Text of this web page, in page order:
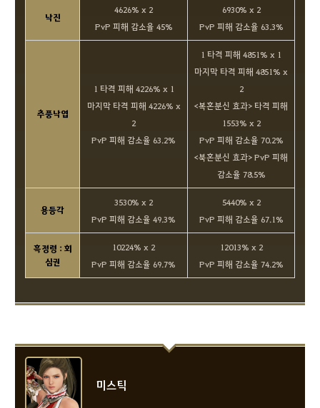
낙진
4626% x 2
PvP 피해 감소율 45%
6930% x 2
PvP 피해 감소율 63.3%
추풍낙엽
1 타격 피해 4226% x 1
마지막 타격 피해 4226% x
2
PvP 피해 감소율 63.2%
1 타격 피해 4851% x 1
마지막 타격 피해 4851% x
2
<복혼분신 효과> 타격 피해
1553% x 2
PvP 피해 감소율 70.2%
<북혼분신 효과> PvP 피해
감소율 78.5%
용등각
3530% x 2
PvP 피해 감소율 49.3%
5440% x 2
PvP 피해 감소율 67.1%
흑정령 : 회
심권
10224% x 2
PvP 피해 감소율 69.7%
12013% x 2
PvP 피해 감소율 74.2%
미스틱